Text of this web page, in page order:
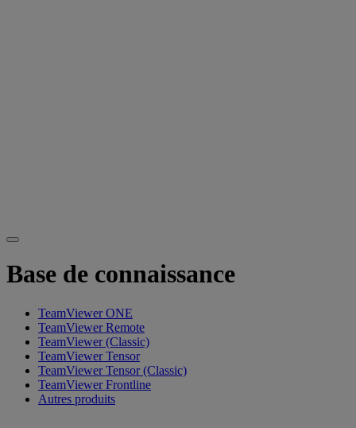
Base de connaissance
TeamViewer ONE
TeamViewer Remote
TeamViewer (Classic)
TeamViewer Tensor
TeamViewer Tensor (Classic)
TeamViewer Frontline
Autres produits